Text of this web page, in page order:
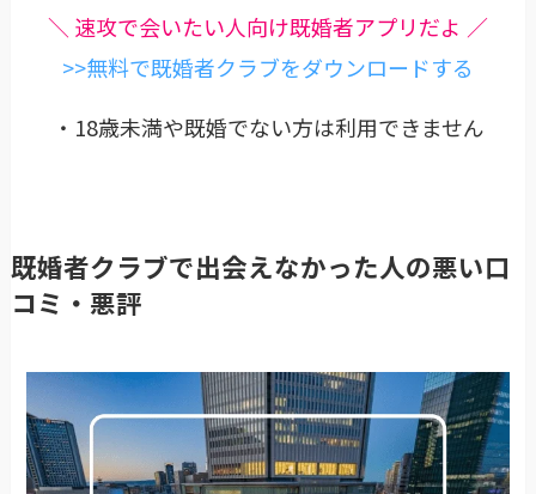
＼ 速攻で会いたい人向け既婚者アプリだよ ／
>>無料で既婚者クラブをダウンロードする
・18歳未満や既婚でない方は利用できません
既婚者クラブで出会えなかった人の悪い口
コミ・悪評